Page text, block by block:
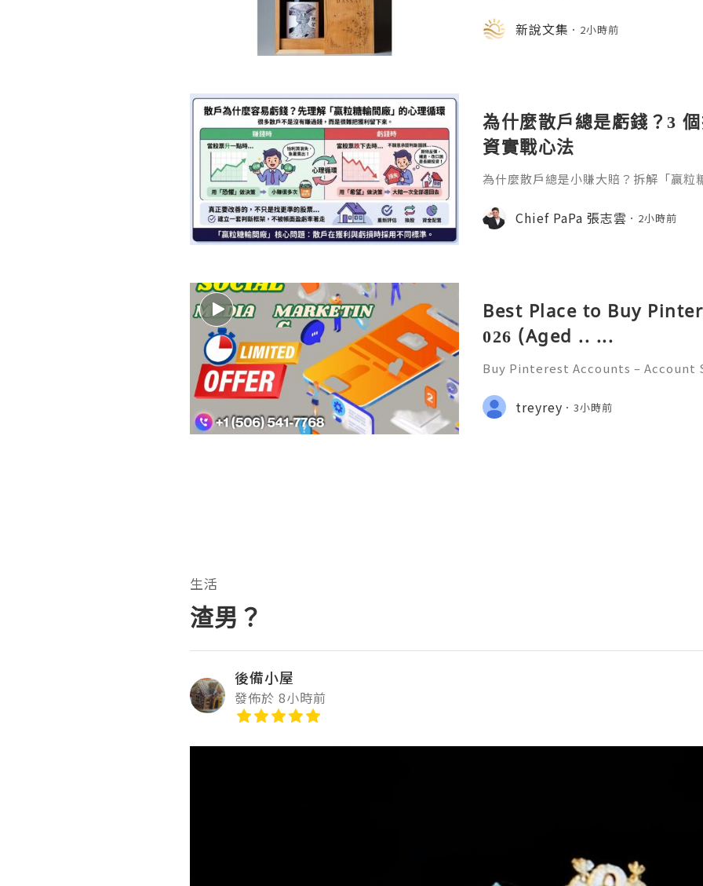
化。e-moer 旗下飾品及銀器品牌「
日至 26 日（週三至週二）期間，在日
新說文集 2小時前
為什麼散戶總是虧錢？3
資實戰心法
為什麼散戶總是小賺大賠？拆解「贏粒
建立更客觀的買賣換股、換位思考與投
Chief PaPa 張志雲 2小時前
Best Place to Buy
026 (Aged .. ...
Buy Pinterest Accounts –
💫🌐✨💎Fast & Reliable 24/7
💎WhatsApp :+1 (506) 541-7768
treyrey 3小時前
生活
渣男？
後備小屋
發佈於 8小時前